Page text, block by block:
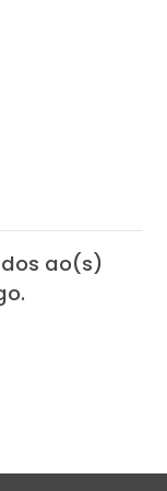
ao(s)